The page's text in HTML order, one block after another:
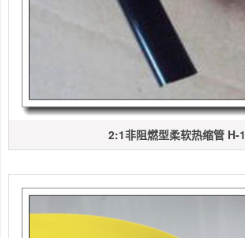
2:1非阻燃型柔软热缩管 H-1